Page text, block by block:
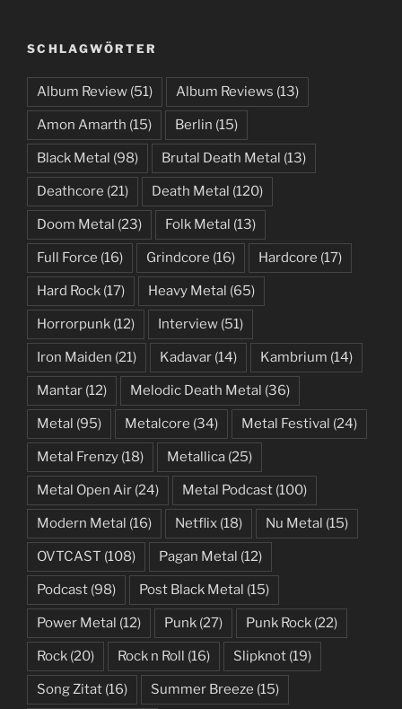
SCHLAGWÖRTER
Album Review (51) Album Reviews (13)
Amon Amarth (15) Berlin (15)
Black Metal (98) Brutal Death Metal (13)
Deathcore (21) Death Metal (120)
Doom Metal (23) Folk Metal (13)
Full Force (16) Grindcore (16) Hardcore (17)
Hard Rock (17) Heavy Metal (65)
Horrorpunk (12) Interview (51)
Iron Maiden (21) Kadavar (14) Kambrium (14)
Mantar (12) Melodic Death Metal (36)
Metal (95) Metalcore (34) Metal Festival (24)
Metal Frenzy (18) Metallica (25)
Metal Open Air (24) Metal Podcast (100)
Modern Metal (16) Netflix (18) Nu Metal (15)
OVTCAST (108) Pagan Metal (12)
Podcast (98) Post Black Metal (15)
Power Metal (12) Punk (27) Punk Rock (22)
Rock (20) Rock n Roll (16) Slipknot (19)
Song Zitat (16) Summer Breeze (15)